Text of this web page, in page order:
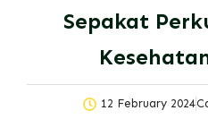
Sepakat
12 February 2024